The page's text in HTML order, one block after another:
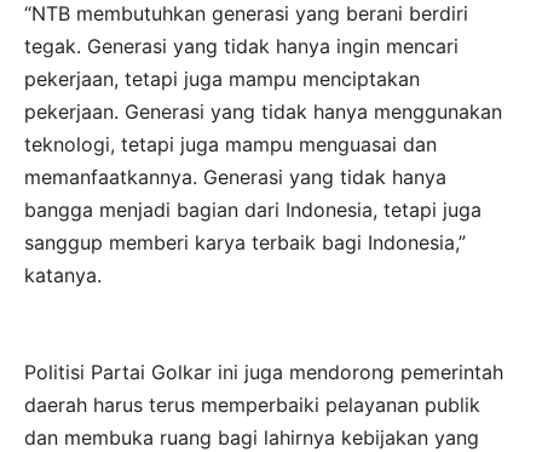
“NTB membutuhkan generasi yang berani berdiri
tegak. Generasi yang tidak hanya ingin mencari
pekerjaan, tetapi juga mampu menciptakan
pekerjaan. Generasi yang tidak hanya menggunakan
teknologi, tetapi juga mampu menguasai dan
memanfaatkannya. Generasi yang tidak hanya
bangga menjadi bagian dari Indonesia, tetapi juga
sanggup memberi karya terbaik bagi Indonesia,”
katanya.
Politisi Partai Golkar ini juga mendorong pemerintah
daerah harus terus memperbaiki pelayanan publik
dan membuka ruang bagi lahirnya kebijakan yang